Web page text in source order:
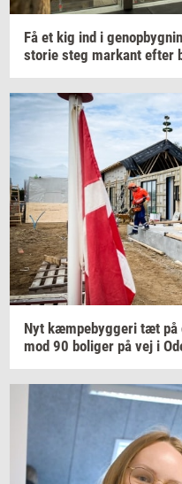
Få et kig ind i
sto­rie steg mar­kant efter
Nyt kæm­pe­byg­ge­ri tæt på
mod 90 bo­li­ger på vej i